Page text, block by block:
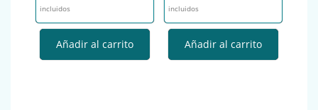
incluidos
Añadir al carrito
incluidos
Añadir al carrito